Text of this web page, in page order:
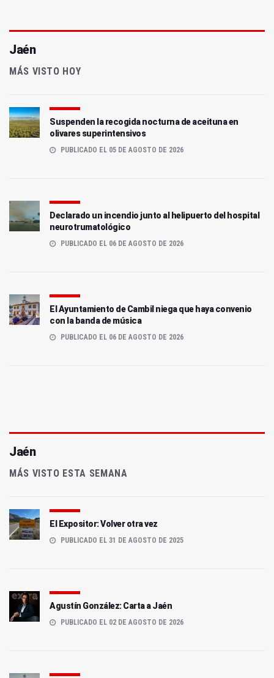
Jaén
MÁS VISTO HOY
Suspenden la recogida nocturna de aceituna en
olivares superintensivos
PUBLICADO EL 05 DE AGOSTO DE 2026
Declarado un incendio junto al helipuerto del hospital
neurotrumatológico
PUBLICADO EL 06 DE AGOSTO DE 2026
El Ayuntamiento de Cambil niega que haya convenio
con la banda de música
PUBLICADO EL 06 DE AGOSTO DE 2026
Jaén
MÁS VISTO ESTA SEMANA
El Expositor: Volver otra vez
PUBLICADO EL 31 DE AGOSTO DE 2025
Agustín González: Carta a Jaén
PUBLICADO EL 02 DE AGOSTO DE 2026